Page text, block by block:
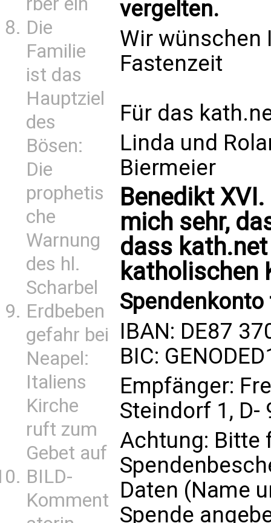
Die
Familie
ist das
Hauptziel
des
Bösen:
Die
prophetis
che
Warnung
des hl.
Scharbel
Erdbeben
gefahr bei
Neapel:
Italiens
Kirche
ruft zum
Gebet auf
BILD-
Komment
vergelten.
Wir wünschen
Fastenzeit
Für das
Linda und
Biermeier
Benedikt
mich sehr,
dass
katholischen
IBAN: DE87
BIC:
Empfänger:
Steindorf 1,
Achtung: Bitte
Daten (Name
Spende